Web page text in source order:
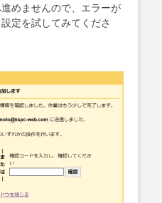
めませんので、エラーが
定を試してみてくださ